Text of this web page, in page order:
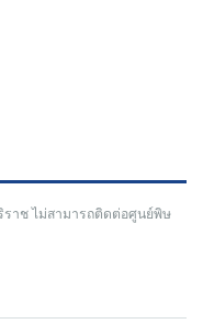
าช ไม่สามารถติดต่อศูนย์พิษ